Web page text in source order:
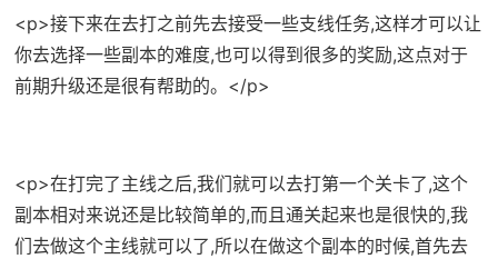
<p>接下来在去打之前先去接受一些支线任务,这样才可以让
你去选择一些副本的难度,也可以得到很多的奖励,这点对于
前期升级还是很有帮助的。</p>
<p>在打完了主线之后,我们就可以去打第一个关卡了,这个
副本相对来说还是比较简单的,而且通关起来也是很快的,我
们去做这个主线就可以了,所以在做这个副本的时候,首先去